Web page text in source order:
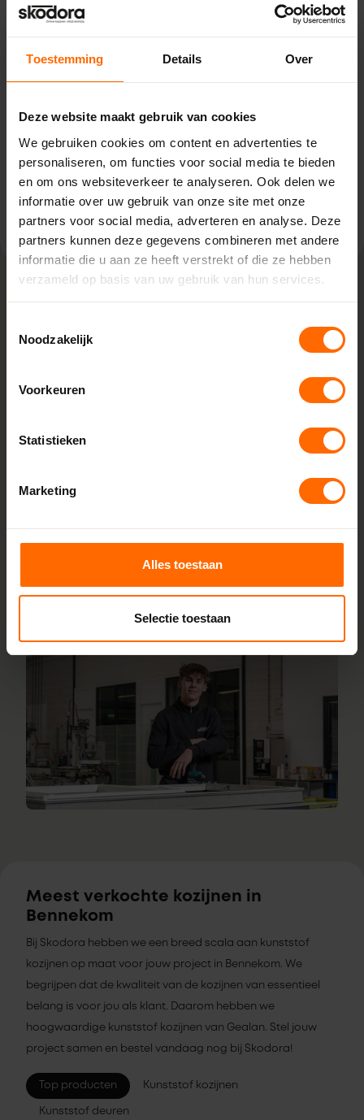
Toestemming Details Over
Deze website maakt gebruik van cookies
We gebruiken cookies om content en advertenties te
personaliseren, om functies voor social media te bieden
en om ons websiteverkeer te analyseren. Ook delen we
informatie over uw gebruik van onze site met onze
partners voor social media, adverteren en analyse. Deze
partners kunnen deze gegevens combineren met andere
informatie die u aan ze heeft verstrekt of die ze hebben
verzameld op basis van uw gebruik van hun services.
Noodzakelijk
Voorkeuren
Statistieken
Marketing
Alles toestaan
Selectie toestaan
Soest – Van Houwelingen
Industrieweg 17,
3762 EG Soest
soest@skodora.nl
Bekijk vestiging info
fabriek
Bij Skodora bestel je kunststof kozijnen rechtstreeks bij de
bron, zonder tussenhandelaren. Met onze fabrieken in
Heerenveen en Meppel garanderen we scherpe prijzen,
kozijnen bestellen simpel en snel. Configureer jouw kozijnen
onze vestigingen in de buurt van Bennekom. Heb je vragen
over inmeten of maatwerk? Ons team van vakmensen
Lees meer over onze fabriek
Meest verkochte kozijnen in
Bennekom
Bij Skodora hebben we een breed scala aan kunststof
kozijnen op maat voor jouw project in Bennekom. We
begrijpen dat de kwaliteit van de kozijnen van essentieel
belang is voor jou als klant. Daarom hebben we
hoogwaardige kunststof kozijnen van Gealan. Stel jouw
project samen en bestel vandaag nog bij Skodora!
Top producten Kunststof kozijnen
Kunststof deuren